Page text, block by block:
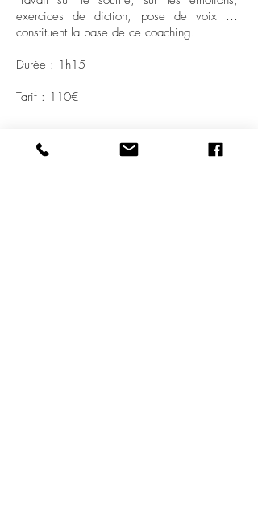
exercices de diction, pose de voix …
constituent la base de ce coaching.
Durée : 1h15
Tarif : 110€